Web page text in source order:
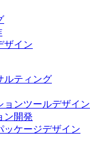
ザイン
ルティング
ョンツールデザイン
ン開発
ッケージデザイン